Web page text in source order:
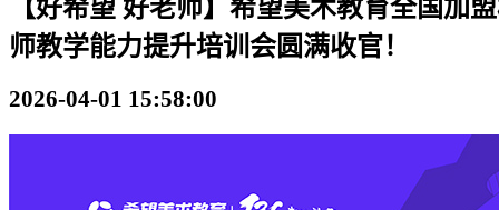
【好希望 好老师】希望美术教育全国加
师教学能力提升培训会圆满收官！
2026-04-01 15:58:00